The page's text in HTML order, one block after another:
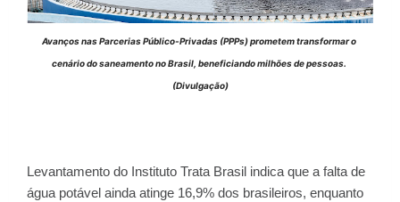
Avanços nas Parcerias Público-Privadas (PPPs) prometem transformar o
cenário do saneamento no Brasil, beneficiando milhões de pessoas.
(Divulgação)
Levantamento do Instituto Trata Brasil indica que a falta de
água potável ainda atinge 16,9% dos brasileiros, enquanto